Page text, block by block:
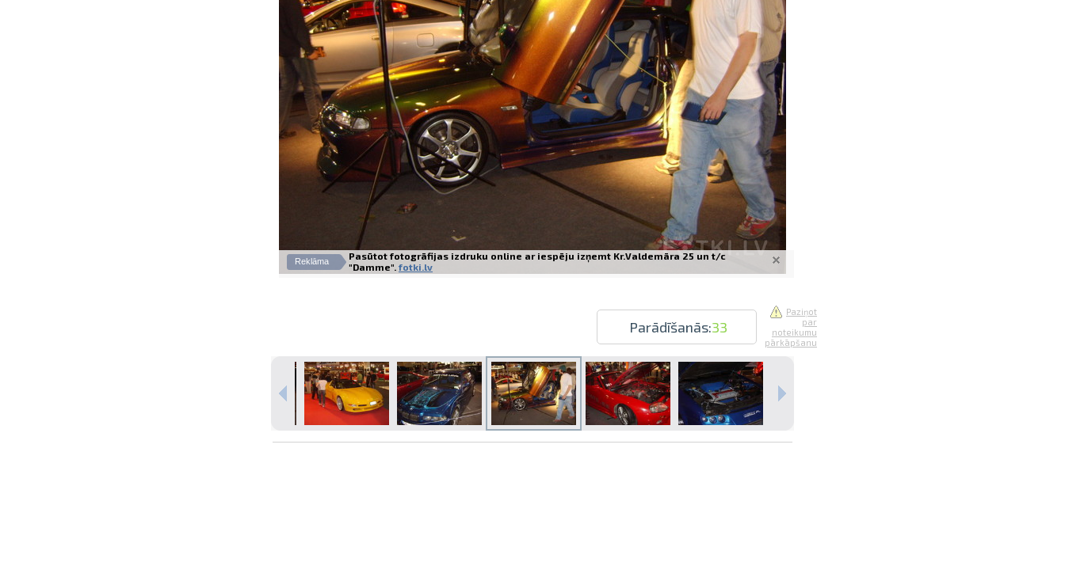
Izdrukas 1h laikā Rīgā – pasūtiet tiešsaistē
Dažādi formāti un papīra veidi jūsu foto
Piegāde visā Latvijā vai saņemšana klātienē
Reklāma
Pasūtot fotogrāfijas izdruku online ar iespēju izņemt Kr.Valdemāra 25 un t/c
"Damme". fotki.lv
Parādīšanās:33
Paziņot
par
noteikumu
pārkāpšanu